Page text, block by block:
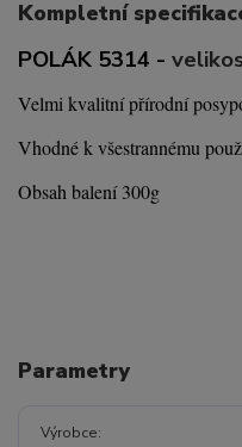
Kompletní
POLÁK 5314 -
Velmi kvalitní přírodní
Vhodné k všestrannému
Obsah balení 300g
Parametry
Výrobce